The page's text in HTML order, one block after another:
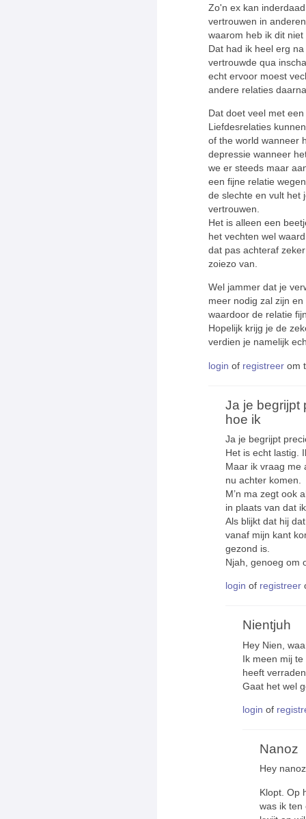
Zo'n ex kan
vertrouwen in
waarom heb ik dit
Dat had ik heel erg
vertrouwde qua
echt ervoor moest
andere relaties
Dat doet veel met
Liefdesrelaties
of the world wanneer
depressie wanneer
we er steeds maar
een fijne relatie
de slechte en vult het
vertrouwen.
Het is alleen een
het vechten wel
dat pas achteraf
zoiezo van.
Wel jammer dat je
meer nodig zal zijn
waardoor de relatie
Hopelijk krijg je de
verdien je namelijk
login of registreer om
Ja je begrijpt
hoe ik
Ja je begrijpt
Het is echt lastig.
Maar ik vraag me
nu achter komen.
M’n ma zegt ook
in plaats van dat
Als blijkt dat hij
vanaf mijn kant
gezond is.
Njah, genoeg om
login of registreer
Nientjuh
Hey Nien,
Ik meen mij
heeft
Gaat het wel
login of
Nanoz
Hey
Klopt. Op
was ik ten